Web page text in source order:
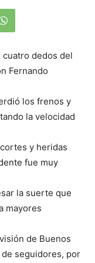
cuatro dedos del
Fernando
los frenos y
la velocidad
y heridas
fue muy
la suerte que
mayores
de Buenos
seguidores, por